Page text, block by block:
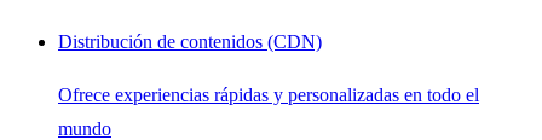
Distribución de contenidos (CDN)
Ofrece experiencias rápidas y personalizadas en todo el
mundo